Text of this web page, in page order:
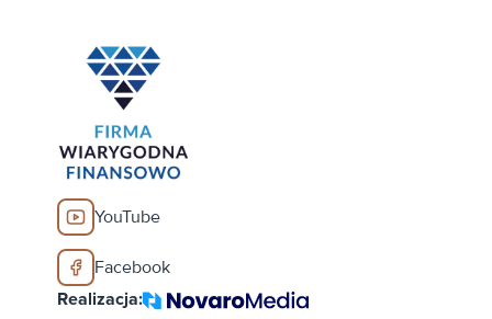
YouTube
Facebook
Realizacja: